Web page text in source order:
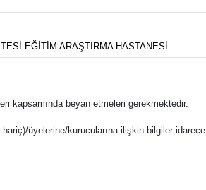
EĞİTİM ARAŞTIRMA HASTANESİ
kapsamında beyan etmeleri gerekmektedir.
üyelerine/kurucularına ilişkin bilgiler idarece